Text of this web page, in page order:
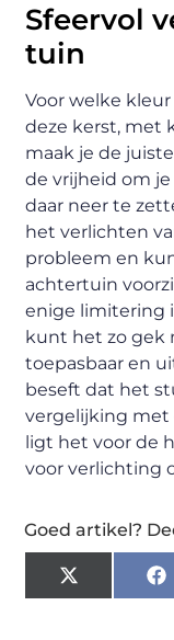
Sfeervol
tuin
Voor welke
deze kerst, met
maak je de
de vrijheid om
daar neer te
het verlichten
probleem en
achtertuin
enige limitering
kunt het zo gek
toepasbaar en
beseft dat het
vergelijking met
ligt het voor de
voor verlichting
Goed artikel?
X
(Twitter)